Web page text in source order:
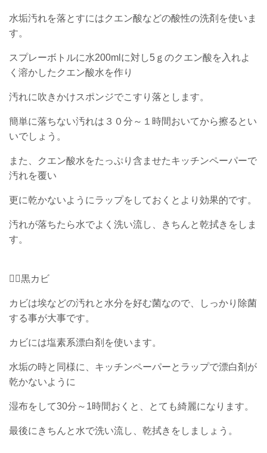
水垢汚れを落とすにはクエン酸などの酸性の洗剤を使いま
す。
スプレーボトルに水200mlに対し5ｇのクエン酸を入れよ
く溶かした クエン酸水を作り
汚れに吹きかけスポンジでこすり落とします。
簡単に落ちない汚れは３０分～１時間おいてから擦るとい
いでしょう。
また、クエン酸水をたっぷり含ませたキッチンペーパーで
汚れを覆い
更に乾かないようにラップをしておくとより効果的です。
汚れが落ちたら水でよく洗い流し、きちんと乾拭きをしま
す。
３⃣黒カビ
カビは埃などの汚れと水分を好む菌なので、しっかり除菌
する事が大事です。
カビには塩素系漂白剤を使います。
水垢の時と同様に、キッチンペーパーとラップで漂白剤が
乾かないように
湿布をして30分～1時間おくと、 とても綺麗になります。
最後にきちんと水で洗い流し、乾拭きをしましょう。